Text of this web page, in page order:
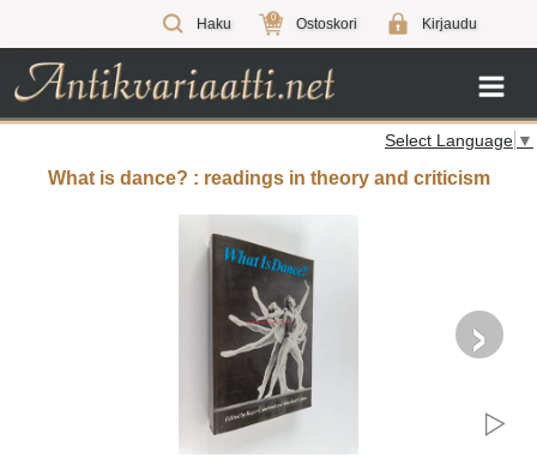
Haku 0 Ostoskori Kirjaudu
Select Language ▼
What is dance? : readings in theory and criticism
›